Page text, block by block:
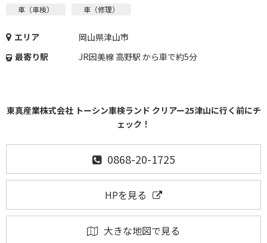
車（車検） 車（修理）
エリア
岡山県津山市
最寄り駅
JR因美線 高野駅 から車で約5分
東真産業株式会社 トーシン車検ランド クリアー25津山に行く前にチ
ェック！
0868-20-1725
HPを見る
大きな地図で見る